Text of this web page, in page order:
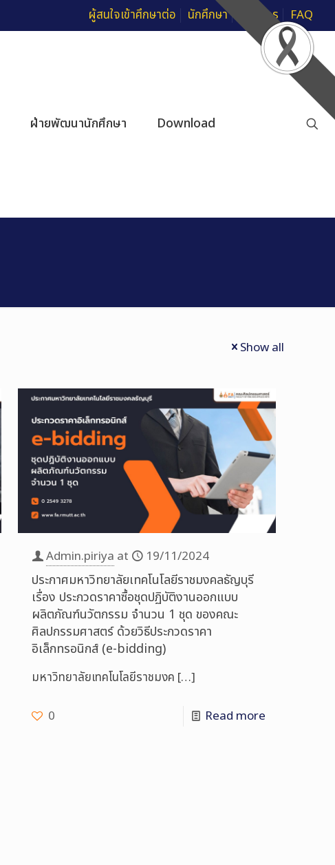
ผู้สนใจเข้าศึกษาต่อ นักศึกษา บุคลากร FAQ
ฝ่ายพัฒนานักศึกษา Download
Show all
Admin.piriya at 19/11/2024
ประกาศมหาวิทยาลัยเทคโนโลยีราชมงคลธัญบุรี
เรื่อง ประกวดราคาซื้อชุดปฏิบัติงานออกแบบ
ผลิตภัณฑ์นวัตกรรม จำนวน 1 ชุด ของคณะ
ศิลปกรรมศาสตร์ ด้วยวิธีประกวดราคา
อิเล็กทรอนิกส์ (e-bidding)
มหาวิทยาลัยเทคโนโลยีราชมงค […]
0 Read more